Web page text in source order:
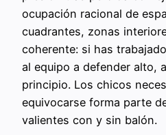
ocupación racional de
cuadrantes, zonas
coherente: si has
al equipo a defender alto,
principio. Los chicos
equivocarse forma parte
valientes con y sin balón.